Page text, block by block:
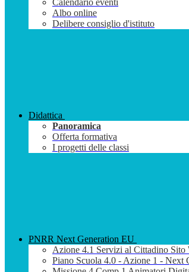
Calendario eventi
Albo online
Delibere consiglio d'istituto
Didattica
Panoramica
Offerta formativa
I progetti delle classi
PNRR Next Generation EU
Azione 4.1 Servizi al Cittadino Sito
Piano Scuola 4.0 - Azione 1 - Next